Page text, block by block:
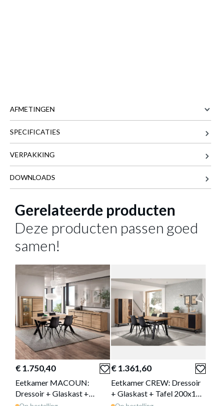
AFMETINGEN
DIEPTE
HOOGTE 92 cm
GEWICHT
SPECIFICATIES
VERPAKKING
DOWNLOADS
Gerelateerde producten
Deze producten passen goed
samen!
€ 1.750,40
Eetkamer MACOUN:
Dressoir + Glaskast +
€ 1.361,60
Eetkamer CREW: Dressoir
+ Glaskast + Tafel 200x100
Dressoir MADAGASCAR Tropix B225is
toegevoegd aan je winkelmandje